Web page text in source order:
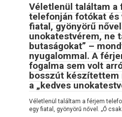
Véletlenül találtam a
telefonján fotókat és
fiatal, gyönyörű
unokatestvérem, ne
butaságokat” –
nyugalommal. A
fogalma sem volt
bosszút készítettem
a „kedves
Véletlenül találtam a férjem
egy fiatal, gyönyörű nővel. „Ő csak